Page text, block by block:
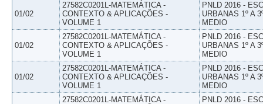
01/02
27582C0201L-MATEMÁTICA -
CONTEXTO & APLICAÇÕES -
VOLUME 1
PNLD 2016 -
URBANAS 1º A
MEDIO
01/02
27582C0201L-MATEMÁTICA -
CONTEXTO & APLICAÇÕES -
VOLUME 1
PNLD 2016 -
URBANAS 1º A
MEDIO
01/02
27582C0201L-MATEMÁTICA -
CONTEXTO & APLICAÇÕES -
VOLUME 1
PNLD 2016 -
URBANAS 1º A
MEDIO
27582C0201L-MATEMÁTICA -
PNLD 2016 -